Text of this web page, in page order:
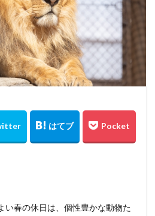
い春の休日は、個性豊かな動物た